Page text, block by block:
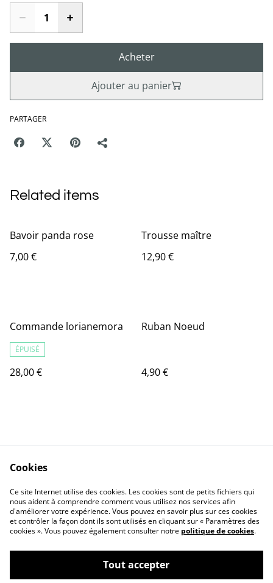
Acheter
Ajouter au panier
PARTAGER
Related items
Bavoir panda rose
7,00 €
Trousse maître
12,90 €
Commande lorianemora
ÉPUISÉ
28,00 €
Ruban Noeud
4,90 €
Contact Us
Legal Terms
Privacy Policy
Cookie Policy
Cookies
Ce site Internet utilise des cookies. Les cookies sont de petits fichiers qui
nous aident à comprendre comment vous utilisez nos services afin
d'améliorer votre expérience. Vous pouvez en savoir plus sur ces cookies
et contrôler la façon dont ils sont utilisés en cliquant sur « Paramètres des
cookies ». Vous pouvez également consulter notre politique de cookies.
Tout accepter